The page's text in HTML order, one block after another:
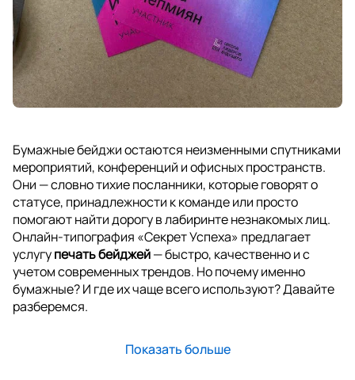
Бумажные бейджи остаются неизменными спутниками
мероприятий, конференций и офисных пространств.
Они — словно тихие посланники, которые говорят о
статусе, принадлежности к команде или просто
помогают найти дорогу в лабиринте незнакомых лиц.
Онлайн-типография «Секрет Успеха» предлагает
услугупечать бейджей— быстро, качественно и с
учетом современных трендов. Но почему именно
бумажные? И где их чаще всего используют? Давайте
разберемся.
Показать больше